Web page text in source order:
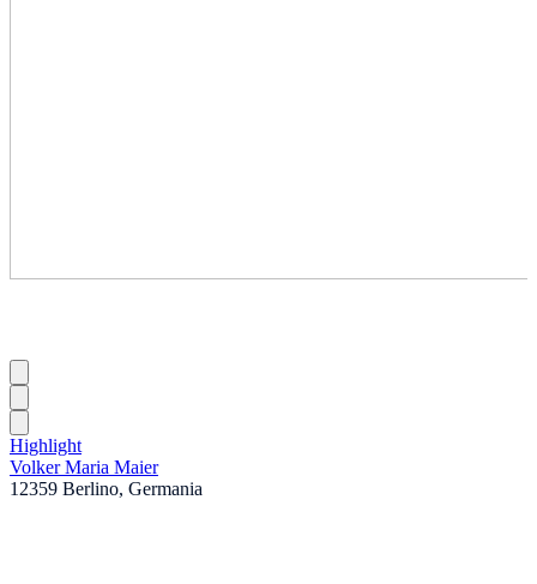
Highlight
Volker Maria Maier
12359 Berlino, Germania